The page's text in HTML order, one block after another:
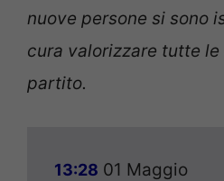
nuove persone si sono
cura valorizzare tutte
partito.
13:28 01 Maggio